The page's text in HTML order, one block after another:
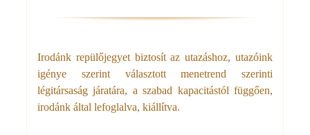
Irodánk repülőjegyet biztosít az utazáshoz, utazóink
igénye szerint választott menetrend szerinti
légitársaság járatára, a szabad kapacitástól függően,
irodánk által lefoglalva, kiállítva.